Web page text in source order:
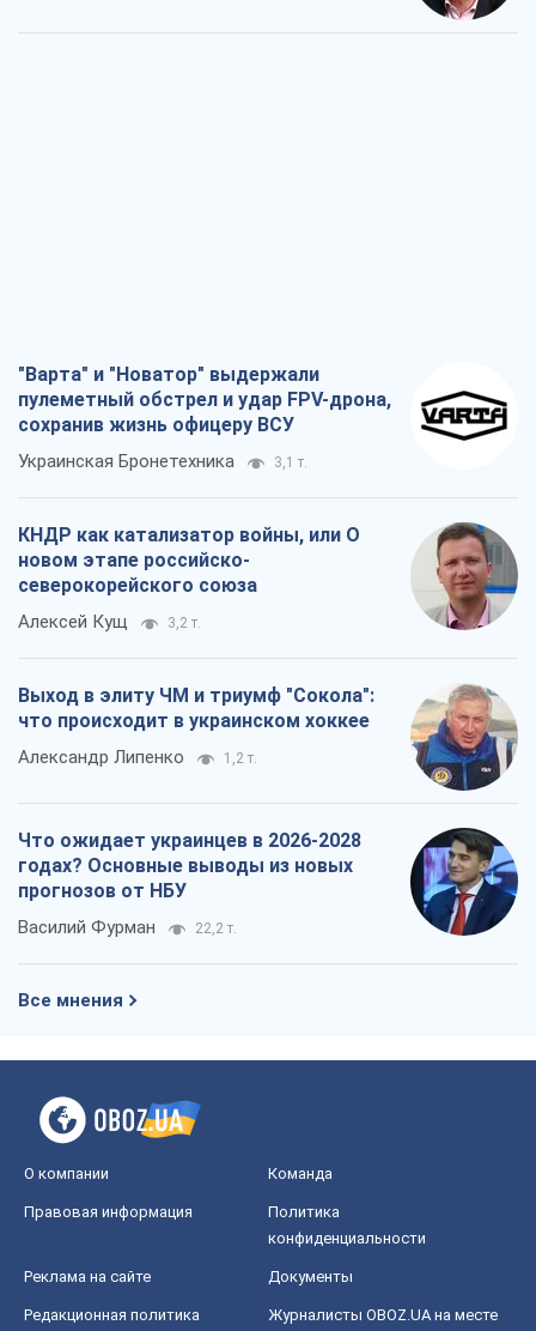
"Варта" и "Новатор" выдержали
пулеметный обстрел и удар FPV-дрона,
сохранив жизнь офицеру ВСУ
Украинская Бронетехника 3,1 т.
КНДР как катализатор войны, или О
новом этапе российско-
северокорейского союза
Алексей Кущ 3,2 т.
Выход в элиту ЧМ и триумф "Сокола":
что происходит в украинском хоккее
Александр Липенко 1,2 т.
Что ожидает украинцев в 2026-2028
годах? Основные выводы из новых
прогнозов от НБУ
Василий Фурман 22,2 т.
Все мнения
О компании Команда
Правовая информация
Политика
конфиденциальности
Реклама на сайте Документы
Редакционная политика
Журналисты OBOZ.UA на месте